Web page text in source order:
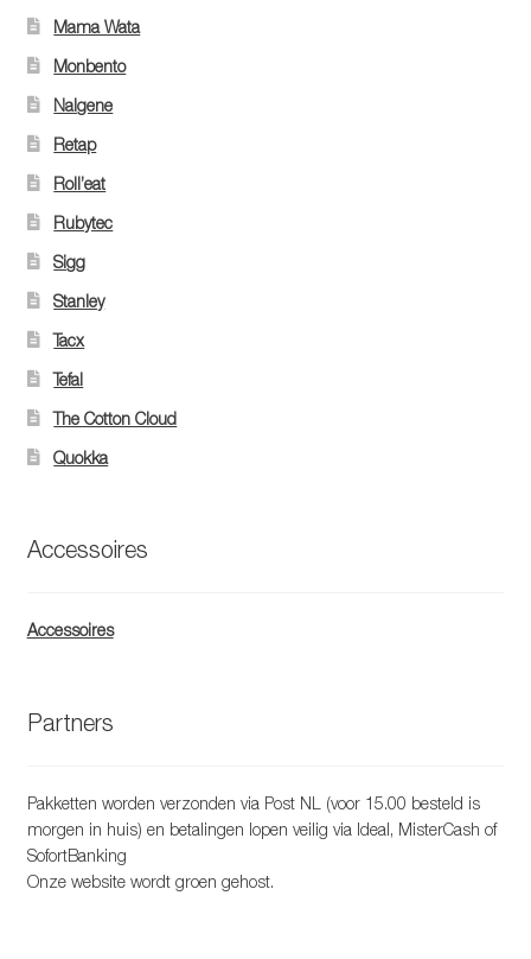
Mama Wata
Monbento
Nalgene
Retap
Roll’eat
Rubytec
Sigg
Stanley
Tacx
Tefal
The Cotton Cloud
Quokka
Accessoires
Accessoires
Partners
Pakketten worden verzonden via Post NL (voor 15.00 besteld is
morgen in huis) en betalingen lopen veilig via Ideal, MisterCash of
SofortBanking
Onze website wordt groen gehost.